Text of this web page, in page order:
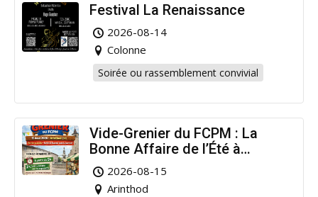
Festival La Renaissance
2026-08-14
Colonne
Soirée ou rassemblement convivial
Vide-Grenier du FCPM : La
Bonne Affaire de l’Été à
Arinthod !
2026-08-15
Arinthod